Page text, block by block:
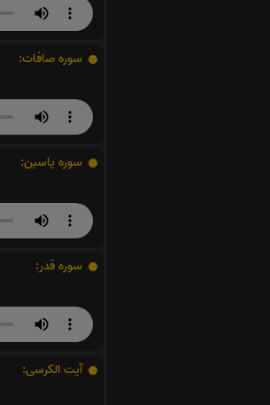
سوره صافات:
سوره یاسین:
سوره قدر:
آیت الکرسی: